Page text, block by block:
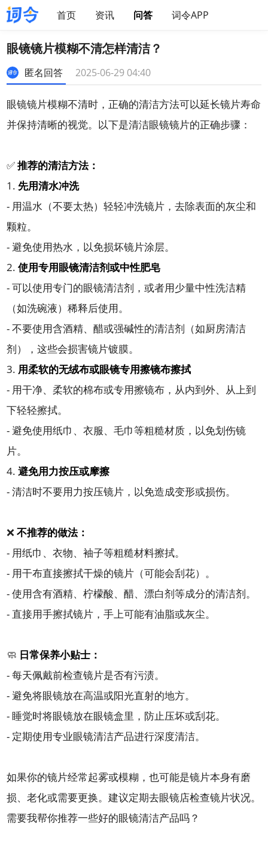
首页 资讯 问答 词令APP
眼镜镜片模糊不清怎样清洁？
匿名回答 2025-06-29 04:40
眼镜镜片模糊不清时，正确的清洁方法可以延长镜片寿命
并保持清晰的视觉。以下是清洁眼镜镜片的正确步骤：
✅推荐的清洁方法：
1. 先用清水冲洗
- 用温水（不要太热）轻轻冲洗镜片，去除表面的灰尘和
颗粒。
- 避免使用热水，以免损坏镜片涂层。
2.使用专用眼镜清洁剂或中性肥皂
- 可以使用专门的眼镜清洁剂，或者用少量中性洗洁精
（如洗碗液）稀释后使用。
- 不要使用含酒精、醋或强碱性的清洁剂（如厨房清洁
剂），这些会损害镜片镀膜。
3. 用柔软的无绒布或眼镜专用擦镜布擦拭
- 用干净、柔软的棉布或专用擦镜布，从内到外、从上到
下轻轻擦拭。
- 避免使用纸巾、衣服、毛巾等粗糙材质，以免划伤镜
片。
4.避免用力按压或摩擦
- 清洁时不要用力按压镜片，以免造成变形或损伤。
❌不推荐的做法：
- 用纸巾、衣物、袖子等粗糙材料擦拭。
- 用干布直接擦拭干燥的镜片（可能会刮花）。
- 使用含有酒精、柠檬酸、醋、漂白剂等成分的清洁剂。
- 直接用手擦拭镜片，手上可能有油脂或灰尘。
🧼 日常保养小贴士：
- 每天佩戴前检查镜片是否有污渍。
- 避免将眼镜放在高温或阳光直射的地方。
- 睡觉时将眼镜放在眼镜盒里，防止压坏或刮花。
- 定期使用专业眼镜清洁产品进行深度清洁。
如果你的镜片经常起雾或模糊，也可能是镜片本身有磨
损、老化或需要更换。建议定期去眼镜店检查镜片状况。
需要我帮你推荐一些好的眼镜清洁产品吗？